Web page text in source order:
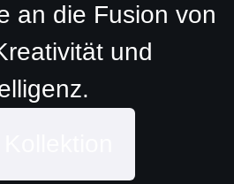
an die Fusion von
und